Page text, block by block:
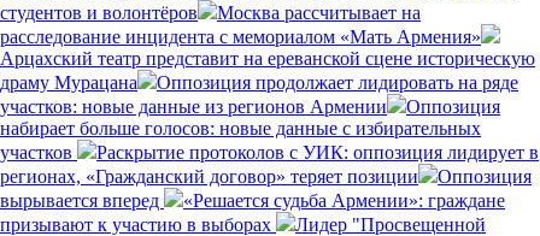
студентов и волонтёров
Москва рассчитывает на
расследование инцидента с мемориалом «Мать Армения»
Арцахский театр представит на ереванской сцене историческую
драму Мурацана
Оппозиция продолжает лидировать на ряде
участков: новые данные из регионов Армении
Оппозиция
набирает больше голосов: новые данные с избирательных
участков
Раскрытие протоколов с УИК: оппозиция лидирует в
регионах, «Гражданский договор» теряет позиции
Оппозиция
вырывается вперед
«Решается судьба Армении»: граждане
призывают к участию в выборах
Лидер "Просвещенной